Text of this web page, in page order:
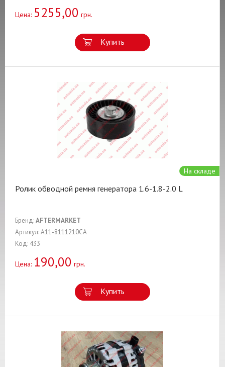
Цена: 5255,00 грн.
Купить
На складе
Ролик обводной ремня генератора 1.6-1.8-2.0 L
Бренд:AFTERMARKET
Артикул: A11-8111210CA
Код: 433
Цена: 190,00 грн.
Купить